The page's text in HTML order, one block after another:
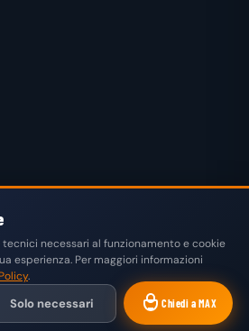
Conte — Tutti i diritti riservati.
PAYPAL KLARNA SATISPAY
Chiedi a MAX
necessari al funzionamento e cookie
esperienza. Per maggiori informazioni
.
Solo necessari